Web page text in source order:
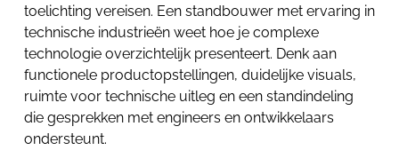
toelichting vereisen. Een standbouwer met ervaring in
technische industrieën weet hoe je complexe
technologie overzichtelijk presenteert. Denk aan
functionele productopstellingen, duidelijke visuals,
ruimte voor technische uitleg en een standindeling
die gesprekken met engineers en ontwikkelaars
ondersteunt.